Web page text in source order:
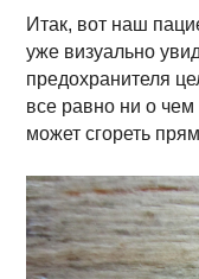
Итак, вот наш
уже визуально
предохранителя
все равно ни о чем
может сгореть